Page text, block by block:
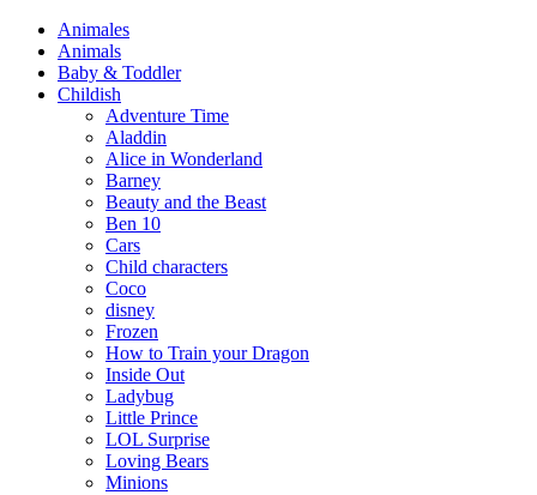
Animales
Animals
Baby & Toddler
Childish
Adventure Time
Aladdin
Alice in Wonderland
Barney
Beauty and the Beast
Ben 10
Cars
Child characters
Coco
disney
Frozen
How to Train your Dragon
Inside Out
Ladybug
Little Prince
LOL Surprise
Loving Bears
Minions